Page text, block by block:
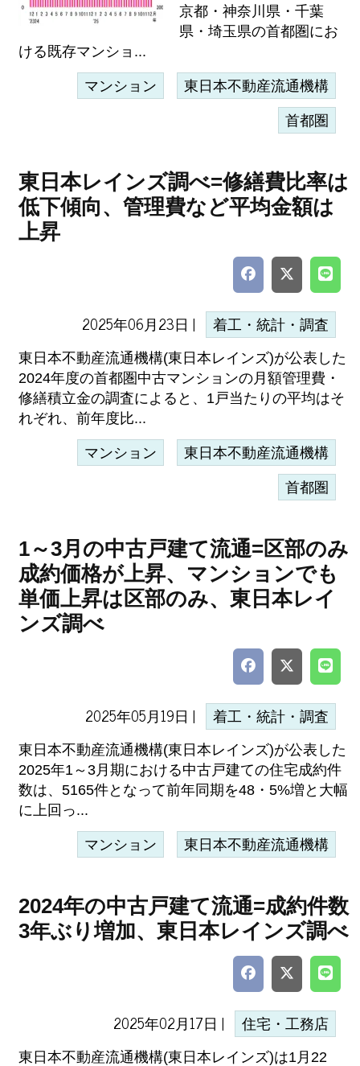
京都・神奈川県・千葉
県・埼玉県の首都圏にお
ける既存マンショ...
マンション 東日本不動産流通機構
首都圏
東日本レインズ調べ=修繕費比率は
低下傾向、管理費など平均金額は
上昇
2025年06月23日 | 着工・統計・調査
東日本不動産流通機構(東日本レインズ)が公表した
2024年度の首都圏中古マンションの月額管理費・
修繕積立金の調査によると、1戸当たりの平均はそ
れぞれ、前年度比...
マンション 東日本不動産流通機構
首都圏
1～3月の中古戸建て流通=区部のみ
成約価格が上昇、マンションでも
単価上昇は区部のみ、東日本レイ
ンズ調べ
2025年05月19日 | 着工・統計・調査
東日本不動産流通機構(東日本レインズ)が公表した
2025年1～3月期における中古戸建ての住宅成約件
数は、5165件となって前年同期を48・5%増と大幅
に上回っ...
マンション 東日本不動産流通機構
2024年の中古戸建て流通=成約件数
3年ぶり増加、東日本レインズ調べ
2025年02月17日 | 住宅・工務店
東日本不動産流通機構(東日本レインズ)は1月22